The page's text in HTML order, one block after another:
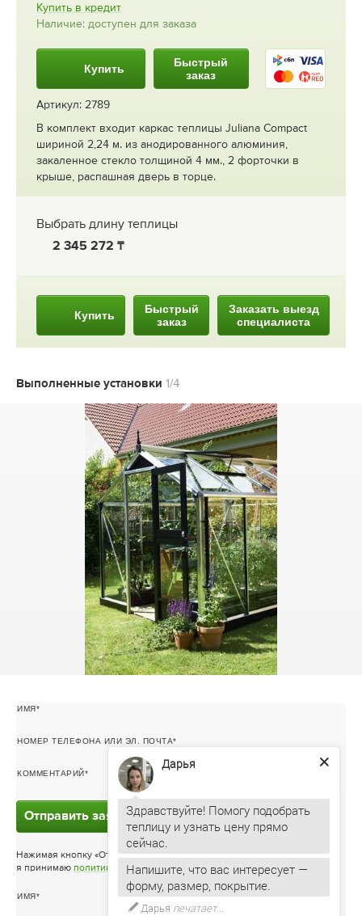
Купить в кредит
Наличие: доступен для заказа
Купить
Быстрый
заказ
Артикул: 2789
В комплект входит каркас теплицы Juliana Compact
шириной 2,24 м. из анодированного алюминия,
закаленное стекло толщиной 4 мм., 2 форточки в
крыше, распашная дверь в торце.
Выбрать длину теплицы
2 345 272
Купить
Быстрый
заказ
Заказать выезд
специалиста
Выполненные установки 1/4
ИМЯ
НОМЕР ТЕЛЕФОНА ИЛИ ЭЛ. ПОЧТА
КОММЕНТАРИЙ
Отправить заявку
Нажимая кнопку «Отправить заявку»
я принимаю политику конфиденциальности
ИМЯ
Дарья
Здравствуйте! Помогу подобрать
теплицу и узнать цену прямо
Напишите, что вас интересует —
форму, размер, покрытие.
Дарья печатает...